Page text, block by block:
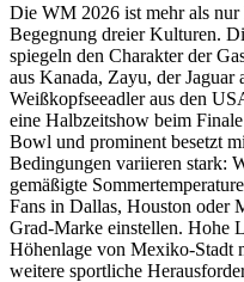
Die WM 2026 ist mehr als nur
Begegnung dreier Kulturen.
spiegeln den Charakter der
aus Kanada, Zayu, der
Weißkopfseeadler aus den
eine Halbzeitshow beim
Bowl und prominent besetzt
Bedingungen variieren stark:
gemäßigte
Fans in Dallas, Houston oder
Grad-Marke einstellen. Hohe
Höhenlage von Mexiko-Stadt
weitere sportliche